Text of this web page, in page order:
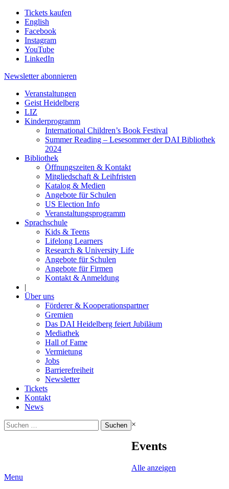
Tickets kaufen
English
Facebook
Instagram
YouTube
LinkedIn
Newsletter abonnieren
Veranstaltungen
Geist Heidelberg
LIZ
Kinderprogramm
International Children’s Book Festival
Summer Reading – Lesesommer der DAI Bibliothek
2024
Bibliothek
Öffnungszeiten & Kontakt
Mitgliedschaft & Leihfristen
Katalog & Medien
Angebote für Schulen
US Election Info
Veranstaltungsprogramm
Sprachschule
Kids & Teens
Lifelong Learners
Research & University Life
Angebote für Schulen
Angebote für Firmen
Kontakt & Anmeldung
|
Über uns
Förderer & Kooperationspartner
Gremien
Das DAI Heidelberg feiert Jubiläum
Mediathek
Hall of Fame
Vermietung
Jobs
Barrierefreiheit
Newsletter
Tickets
Kontakt
News
Suchen
nach:
×
Events
Alle anzeigen
Menu